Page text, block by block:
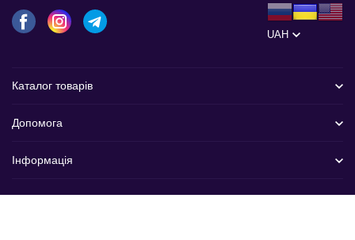
UAH
Каталог товарів
Допомога
Інформація